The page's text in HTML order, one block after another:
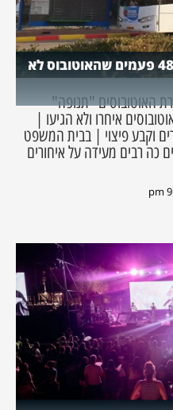
שערוריית תנופה: נוסע תיעד 48 פעמים שהאוטובוס לא
האוטובוסים "תנופה"
בהם האוטובוסים איחרו ולא הגיעו |
השופט האמין ל-23 מקרים וקבע פיצוי | בבית המשפט
רבים מעידה על איחורים